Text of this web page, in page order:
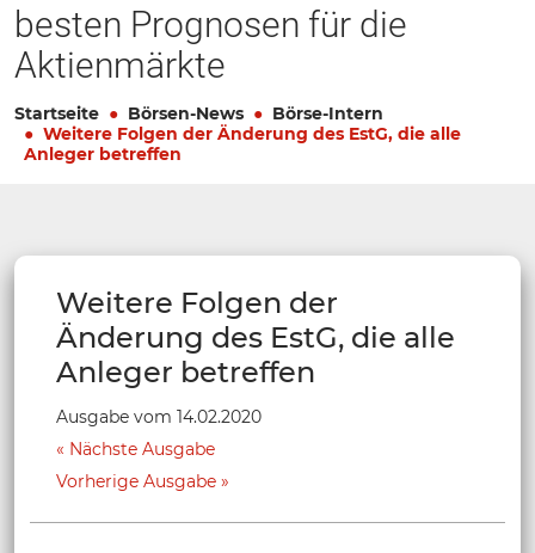
besten Prognosen für die
Aktienmärkte
Startseite Börsen-News
Börse-Intern
Weitere Folgen der Änderung des EstG, die alle
Anleger betreffen
Weitere Folgen der
Änderung des EstG, die alle
Anleger betreffen
Ausgabe vom 14.02.2020
Nächste Ausgabe
Vorherige Ausgabe